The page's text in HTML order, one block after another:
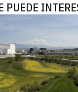
PUEDE